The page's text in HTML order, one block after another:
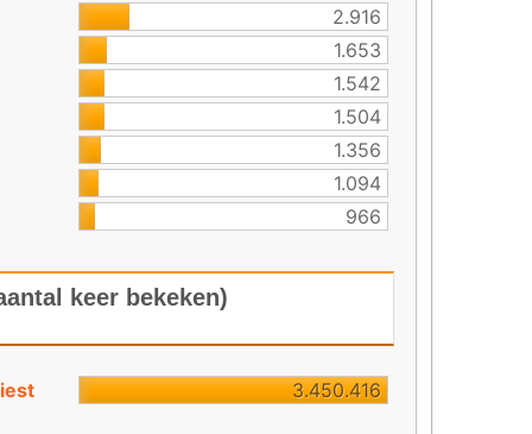
2.916
1.653
1.542
1.504
1.356
1.094
966
keer bekeken)
3.450.416